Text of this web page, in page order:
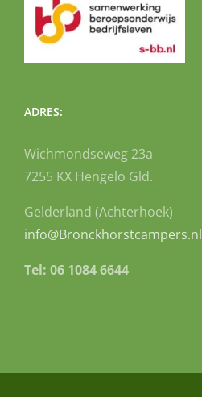
ADRES:
Wichmondseweg 23a
7255 KX Hengelo Gld.
Gelderland (Achterhoek)
info@Bronckhorstcampers.nl
Tel: 06 1084 6644